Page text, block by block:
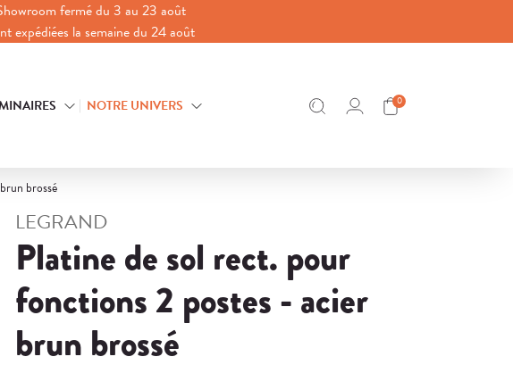
fermé du 3 au 23 août
expédiées la semaine du 24 août
NOTRE UNIVERS 0
brossé
LEGRAND
Platine de sol rect. pour
fonctions 2 postes - acier
brun brossé